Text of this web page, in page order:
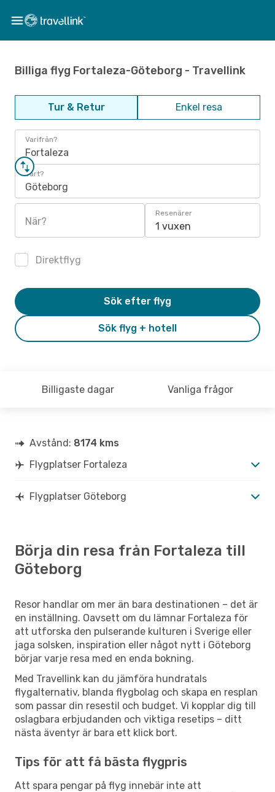
Billiga flyg Fortaleza-Göteborg - Travellink
Tur & Retur Enkel resa
Varifrån?
Fortaleza
Vart?
Göteborg
När?
Resenärer
1 vuxen
Direktflyg
Sök flyg + hotell
Sök efter flyg
Billigaste dagar Vanliga frågor
Avstånd: 8174 kms
Flygplatser Fortaleza
Flygplatser Göteborg
Börja din resa från Fortaleza till
Göteborg
Resor handlar om mer än bara destinationen – det är
en inställning. Oavsett om du lämnar Fortaleza för
att utforska den pulserande kulturen i Sverige eller
jaga solsken, inspiration eller något nytt i Göteborg
börjar varje resa med en enda bokning.
Med Travellink kan du jämföra hundratals
flygalternativ, blanda flygbolag och skapa en resplan
som passar din resestil och budget. Vi kopplar dig till
oslagbara erbjudanden och viktiga resetips – ditt
nästa äventyr är bara ett klick bort.
Tips för att få bästa flygpris
Att spara pengar på flyg innebär inte att